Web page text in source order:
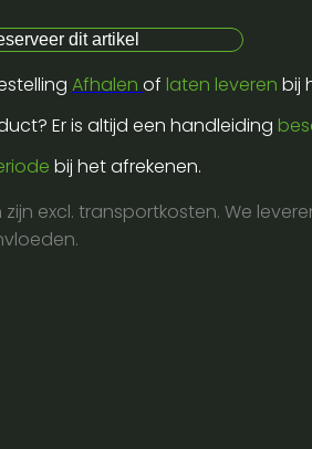
dit artikel
Afhalen of laten leveren bij
Er is altijd een handleiding
bij het afrekenen.
zijn excl. transportkosten. We